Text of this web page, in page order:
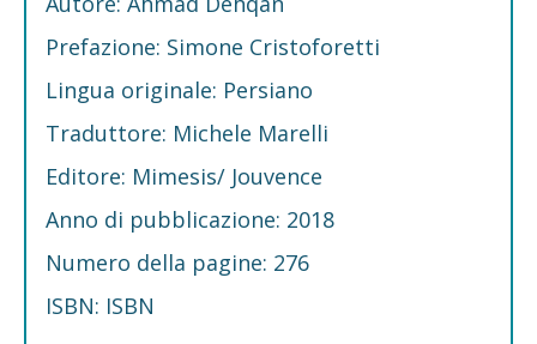
Prefazione: Simone Cristoforetti
Lingua originale: Persiano
Traduttore: Michele Marelli
Editore: Mimesis/ Jouvence
Anno di pubblicazione: 2018
Numero della pagine: 276
ISBN: ISBN